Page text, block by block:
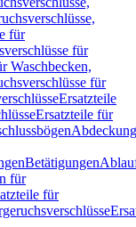
für
für
Waschbecken,
für
Ersatzteile
Ersatzteile für
Betätigungen
für
für